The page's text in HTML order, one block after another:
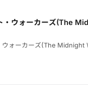
・ウォーカーズ(The
ウォーカーズ(The Midnight